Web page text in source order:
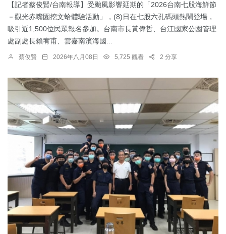
【記者蔡俊賢/台南報導】受颱風影響延期的「2026台南七股海鮮節
－觀光赤嘴園挖文蛤體驗活動」，(8)日在七股六孔碼頭熱鬧登場，
吸引近1,500位民眾報名參加。台南市長黃偉哲、台江國家公園管理
處副處長賴宥甫、雲嘉南濱海國...
蔡俊賢 2026年八月08日 5,725 觀看 2 分享